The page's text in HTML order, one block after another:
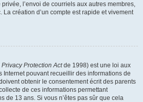
l’envoi de courriels aux autres membres,
La création d’un compte est rapide et vivement
Protection Actde 1998) est une loi aux
Internet pouvant recueillir des informations de
obtenir le consentement écrit des parents
de ces informations permettant
de 13 ans. Si vous n’êtes pas sûr que cela